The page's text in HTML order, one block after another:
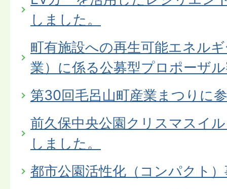
しました。
町有施設への再生可能エネル
業）に係る公募型プロポーザ
第30回毛呂山町産業まつりに
前久保中央公園クリスマスイ
しました。
都市公園活性化（コンパクト